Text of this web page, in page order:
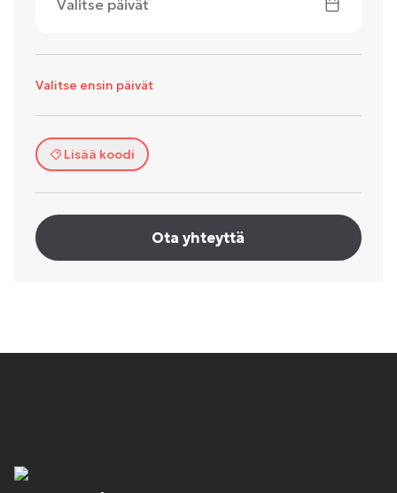
Valitse päivät
Valitse ensin päivät
Lisää koodi
Ota yhteyttä